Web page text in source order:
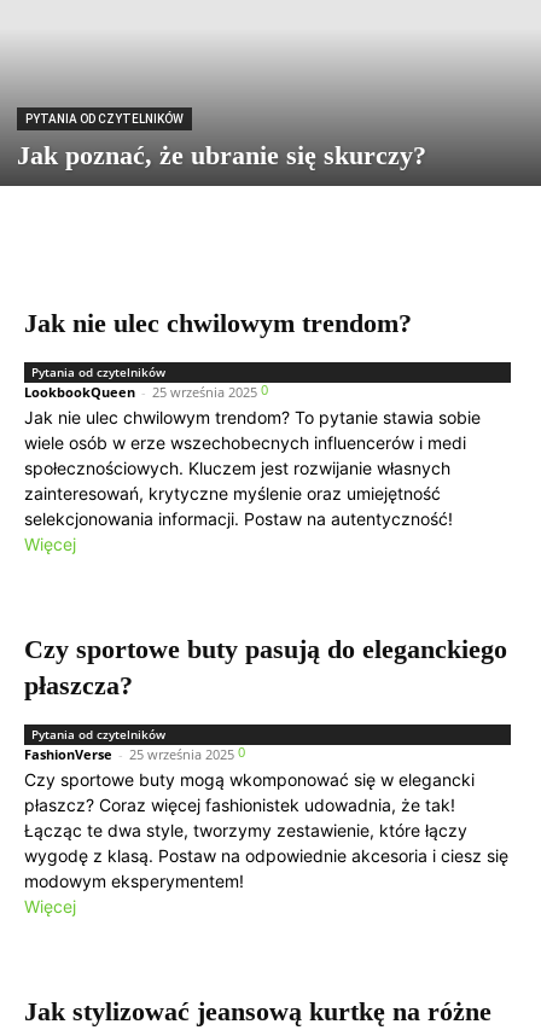
PYTANIA OD CZYTELNIKÓW
Jak poznać, że ubranie się skurczy?
Jak nie ulec chwilowym trendom?
Pytania od czytelników
LookbookQueen - 25 września 2025 0
Jak nie ulec chwilowym trendom? To pytanie stawia sobie
wiele osób w erze wszechobecnych influencerów i medi
społecznościowych. Kluczem jest rozwijanie własnych
zainteresowań, krytyczne myślenie oraz umiejętność
selekcjonowania informacji. Postaw na autentyczność!
Więcej
Czy sportowe buty pasują do eleganckiego
płaszcza?
Pytania od czytelników
FashionVerse - 25 września 2025 0
Czy sportowe buty mogą wkomponować się w elegancki
płaszcz? Coraz więcej fashionistek udowadnia, że tak!
Łącząc te dwa style, tworzymy zestawienie, które łączy
wygodę z klasą. Postaw na odpowiednie akcesoria i ciesz się
modowym eksperymentem!
Więcej
Jak stylizować jeansową kurtkę na różne